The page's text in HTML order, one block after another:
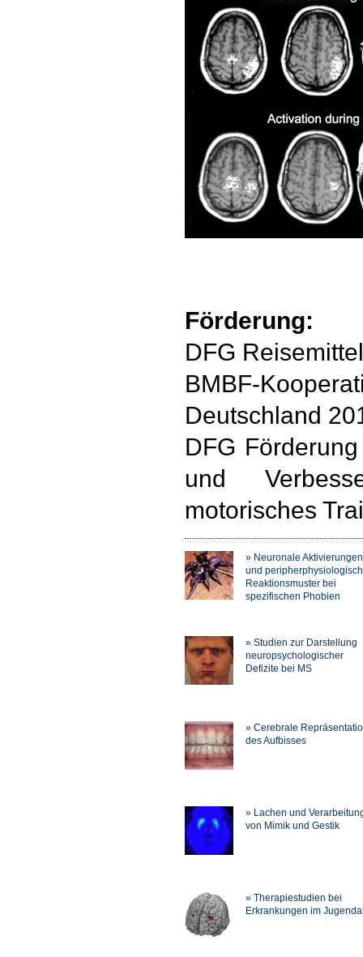
Förderung:
DFG
BMBF-
Deutschland
DFG
und
motorisches
» Neuronale Aktivierungen
und
Reaktionsmuster bei
spezifischen Phobien
» Studien zur Darstellung
neuropsychologischer
Defizite bei MS
» Cerebrale
des Aufbisses
» Lachen und
von Mimik und Gestik
» Therapiestudien bei
Erkrankungen im